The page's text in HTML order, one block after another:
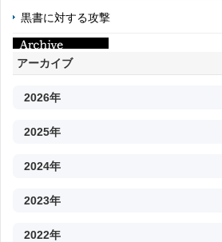
黒書に対する攻撃
アーカイブ
2026年
2025年
2024年
2023年
2022年